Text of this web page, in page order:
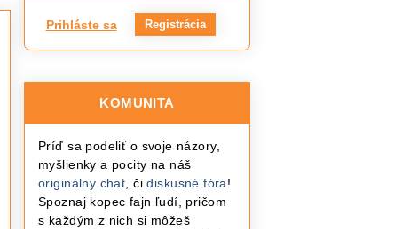
Registrácia
Prihláste sa
KOMUNITA
Príď sa podeliť o svoje názory,
myšlienky a pocity na náš
originálny chat , čidiskusné fóra!
Spoznaj kopec fajn ľudí, pričom
s každým z nich si môžeš